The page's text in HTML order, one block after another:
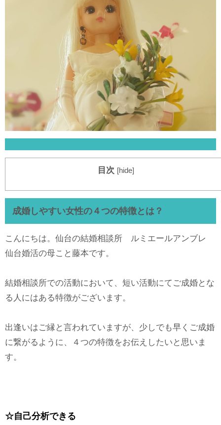
目次 [hide]
成婚しやすい女性の４つの特徴とは？
こんにちは。仙台の結婚相談所 ルミエールアンブレ
仙台婚活の母こと藤本です。
結婚相談所での活動において、短い活動にてご成婚とな
る人にはある特徴がございます。
出逢いはご縁と言われていますが、少しでも早くご成婚
に繋がるように、４つの特徴をお伝えしたいと思いま
す。
☆自己分析できる